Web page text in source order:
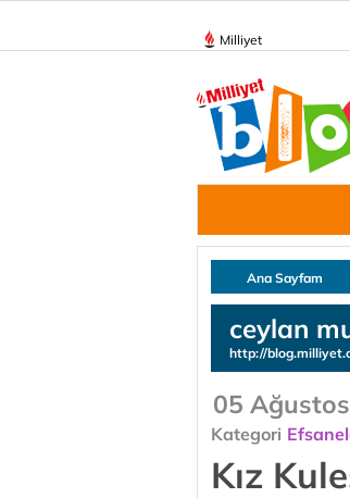
Milliyet
Ana Sayfam
ceylan
http://
05
Kategori
Kız